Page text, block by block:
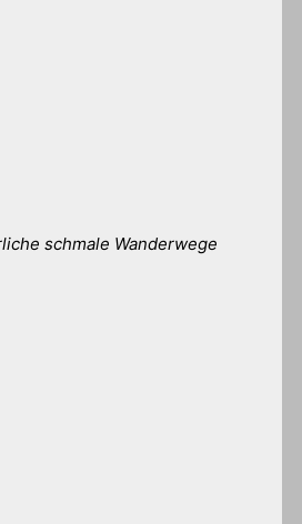
schmale Wanderwege